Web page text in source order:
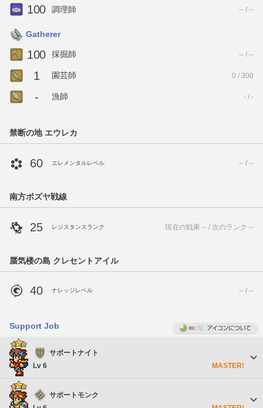
100 調理師 -- / --
Gatherer
100 採掘師 -- / --
1 園芸師 0 / 300
- 漁師 - / -
禁断の地 エウレカ
60 エレメンタルレベル -- / --
南方ボズヤ戦線
25 レジスタンスランク 現在の戦果 -- / 次のランク --
蜃気楼の島 クレセントアイル
40 ナレッジレベル -- / --
Support Job
サポートナイト
Lv 6
MASTER!
サポートモンク